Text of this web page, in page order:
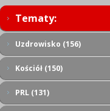
Tematy:
Uzdrowisko (156)
Kościół (150)
PRL (131)